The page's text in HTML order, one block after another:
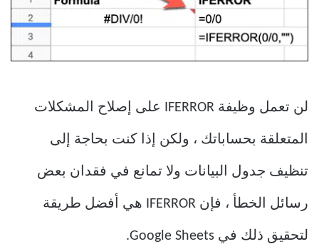
لن تعمل وظيفة IFERROR على إصلاح المشكلات
المتعلقة بحساباتك ، ولكن إذا كنت بحاجة إلى
تنظيف جدول البيانات ولا تمانع في فقدان بعض
رسائل الخطأ ، فإن IFERROR هي أفضل طريقة
لتحقيق ذلك في Google Sheets.